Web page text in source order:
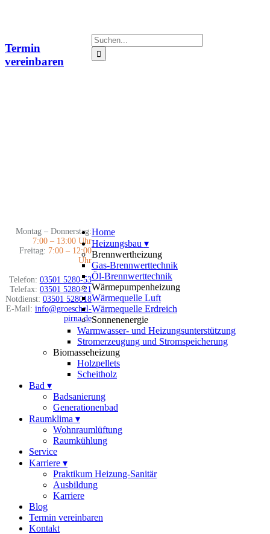
Termin
vereinbaren
Montag – Donnerstag:
7:00 – 13:00 Uhr
Freitag: 7:00 – 12:00
Uhr
Telefon: 03501 5280-53
Telefax: 03501 5280-21
Notdienst: 03501 528018
E-Mail: info@groeschel-
pirna.de
Suche
nach:
Home
Heizungsbau ▾
Brennwertheizung
Gas-Brennwerttechnik
Öl-Brennwerttechnik
Wärmepumpenheizung
Wärmequelle Luft
Wärmequelle Erdreich
Sonnenenergie
Warmwasser- und Heizungsunterstützung
Stromerzeugung und Stromspeicherung
Biomasseheizung
Holzpellets
Scheitholz
Bad ▾
Badsanierung
Generationenbad
Raumklima ▾
Wohnraumlüftung
Raumkühlung
Service
Karriere ▾
Praktikum Heizung-Sanitär
Ausbildung
Karriere
Blog
Termin vereinbaren
Kontakt